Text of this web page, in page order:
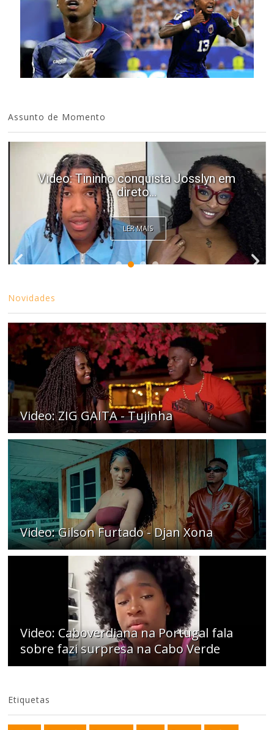
Assunto de Momento
Video: Tininho conquista Josslyn em
direto...
LER MAIS
Novidades
Video: ZIG GAITA - Tujinha
Video: Gilson Furtado - Djan Xona
Video: Caboverdiana na Portugal fala
sobre fazi surpresa na Cabo Verde
Etiquetas